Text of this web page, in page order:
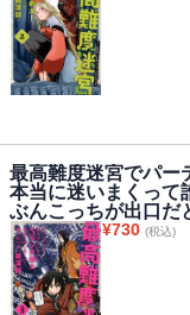
最高難度迷宮でパー
本当に迷いまくっ
ぶんこっちが出口だ
¥730 (税込)